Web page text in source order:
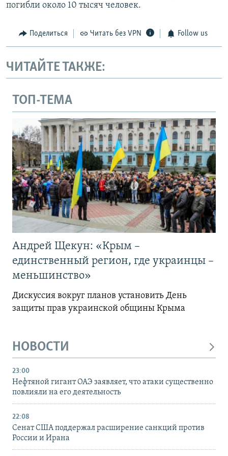
погибли около 10 тысяч человек.
Поделиться Читать без VPN Follow us
ЧИТАЙТЕ ТАКЖЕ:
ТОП-ТЕМА
Андрей Щекун: «Крым –
единственный регион, где украинцы –
меньшинство»
Дискуссия вокруг планов установить День
защиты прав украинской общины Крыма
НОВОСТИ
23:00
Нефтяной гигант ОАЭ заявляет, что атаки существенно
повлияли на его деятельность
22:08
Сенат США поддержал расширение санкций против
России и Ирана